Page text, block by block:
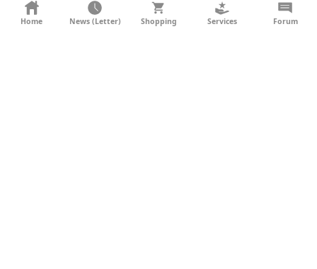
KONTAKT
Home News (Letter) Shopping Services Forum